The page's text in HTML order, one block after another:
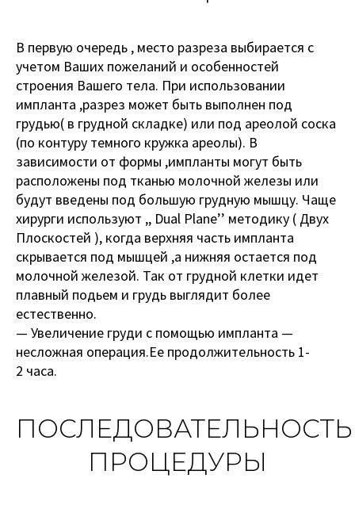
В первую очередь , место разреза выбирается с
учетом Ваших пожеланий и особенностей
строения Вашего тела. При использовании
импланта ,разрез может быть выполнен под
грудью( в грудной складке) или под ареолой соска
(по контуру темного кружка ареолы). В
зависимости от формы ,импланты могут быть
расположены под тканью молочной железы или
будут введены под большую грудную мышцу. Чаще
хирурги используют ,, Dual Plane’’ методику ( Двух
Плоскостей ), когда верхняя часть импланта
скрывается под мышцей ,а нижняя остается под
молочной железой. Так от грудной клетки идет
плавный подьем и грудь выглядит более
естественно.
— Увеличение груди с помощью импланта —
несложная операция.Ее продолжительность 1-
2 часа.
ПОСЛЕДОВАТЕЛЬНОСТЬ
ПРОЦЕДУРЫ